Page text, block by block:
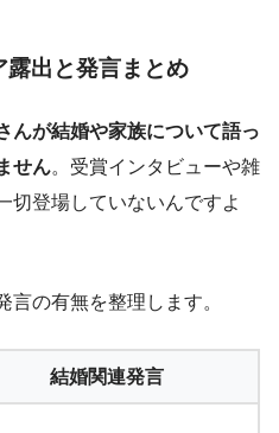
露出と発言まとめ
んが結婚や家族について語っ
せん。受賞インタビューや雑
切登場していないんですよ
言の有無を整理します。
結婚関連発言